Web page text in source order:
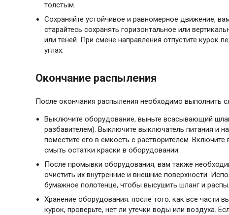
толстым.
Сохраняйте устойчивое и равномерное движение,
старайтесь сохранять горизонтальное или
или теней. При смене направления отпустите курок
углах.
Окончание распыления
После окончания распыления необходимо выполнить
Выключите оборудование, выньте всасывающий
разбавителем). Выключите выключатель питания и
поместите его в емкость с растворителем.
смыть остатки краски в оборудовании.
После промывки оборудования, вам также
очистить их внутренние и внешние поверхности.
бумажное полотенце, чтобы высушить шланг и
Хранение оборудования: после того, как все части
курок, проверьте, нет ли утечки воды или воздуха.